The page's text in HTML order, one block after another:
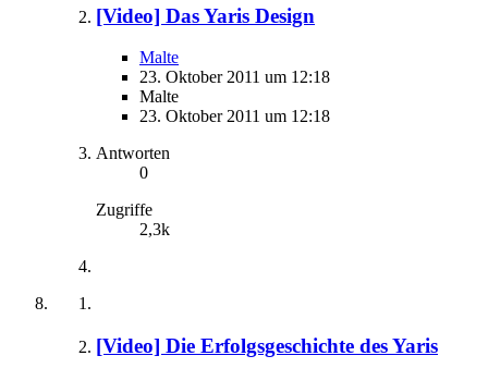
[Video] Das Yaris Design
Malte
23. Oktober 2011 um 12:18
Malte
23. Oktober 2011 um 12:18
Antworten
0
Zugriffe
2,3k
[Video] Die Erfolgsgeschichte des Yaris